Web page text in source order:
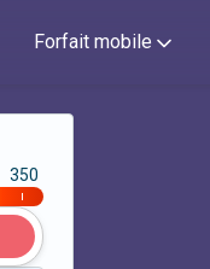
Forfait mobile
|
350